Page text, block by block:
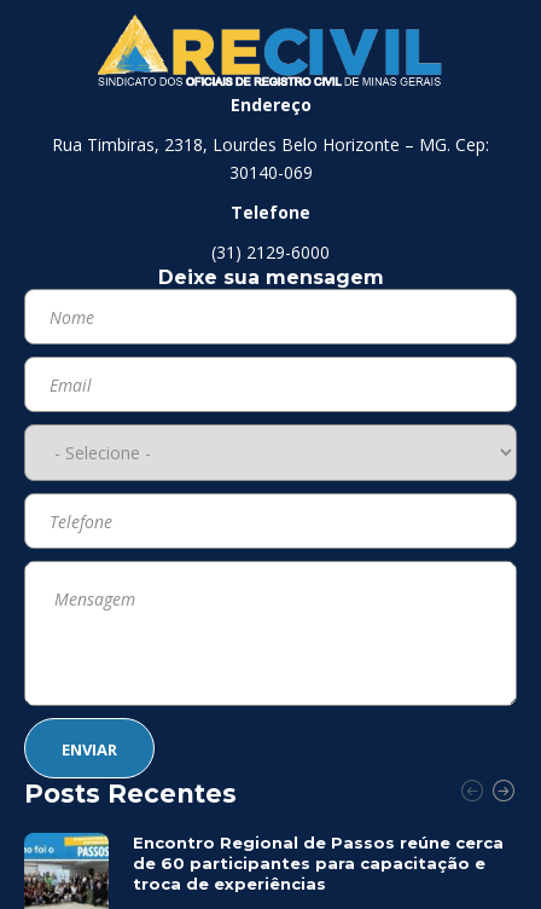
Endereço
Rua Timbiras, 2318, Lourdes Belo Horizonte – MG. Cep:
30140-069
Telefone
(31) 2129-6000
Deixe sua mensagem
Posts Recentes
Encontro Regional de Passos reúne cerca
de 60 participantes para capacitação e
troca de experiências